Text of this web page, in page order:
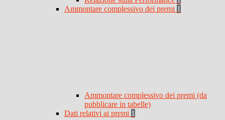
Ammontare complessivo dei premi 1
Ammontare complessivo dei premi (da
pubblicare in tabelle)
Dati relativi ai premi 1